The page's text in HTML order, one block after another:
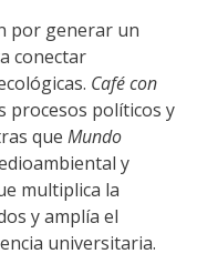
por generar un
conectar
Café con
procesos políticos y
que Mundo
y
multiplica la
y amplía el
universitaria.